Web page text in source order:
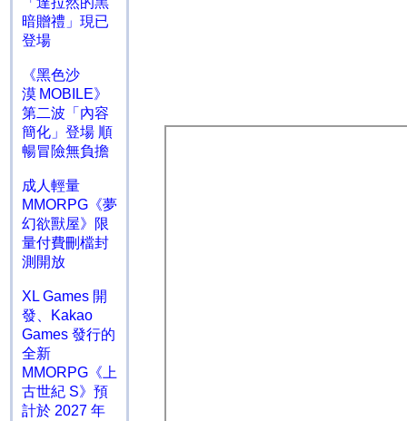
暗贈禮」現已
登場
《黑色沙
漠 MOBILE》
第二波「內容
簡化」登場 順
暢冒險無負擔
成人輕量
MMORPG《夢
幻欲獸屋》限
量付費刪檔封
測開放
XL Games 開
發、Kakao
Games 發行的
全新
MMORPG《上
古世紀 S》預
計於 2027 年